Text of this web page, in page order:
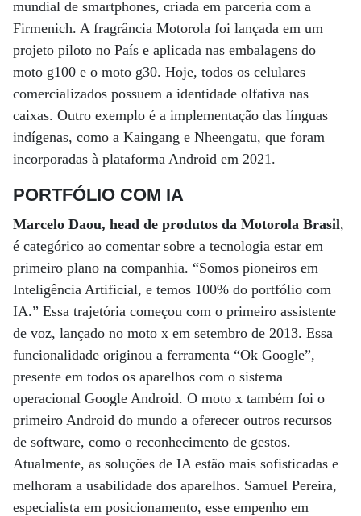
mundial de smartphones, criada em parceria com a
Firmenich. A fragrância Motorola foi lançada em um
projeto piloto no País e aplicada nas embalagens do
moto g100 e o moto g30. Hoje, todos os celulares
comercializados possuem a identidade olfativa nas
caixas. Outro exemplo é a implementação das línguas
indígenas, como a Kaingang e Nheengatu, que foram
incorporadas à plataforma Android em 2021.
PORTFÓLIO COM IA
Marcelo Daou, head de produtos da Motorola Brasil,
é categórico ao comentar sobre a tecnologia estar em
primeiro plano na companhia. “Somos pioneiros em
Inteligência Artificial, e temos 100% do portfólio com
IA.” Essa trajetória começou com o primeiro assistente
de voz, lançado no moto x em setembro de 2013. Essa
funcionalidade originou a ferramenta “Ok Google”,
presente em todos os aparelhos com o sistema
operacional Google Android. O moto x também foi o
primeiro Android do mundo a oferecer outros recursos
de software, como o reconhecimento de gestos.
Atualmente, as soluções de IA estão mais sofisticadas e
melhoram a usabilidade dos aparelhos. Samuel Pereira,
especialista em posicionamento, esse empenho em